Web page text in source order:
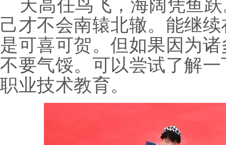
天高任鸟飞，海阔凭鱼
己才不会南辕北辙。能继
是可喜可贺。但如果因为
不要气馁。可以尝试了解
职业技术教育。